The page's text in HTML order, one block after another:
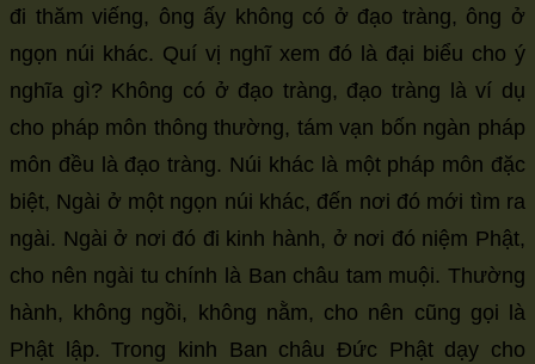
đi thăm viếng, ông ấy không có ở đạo tràng, ông ở
ngọn núi khác. Quí vị nghĩ xem đó là đại biểu cho ý
nghĩa gì? Không có ở đạo tràng, đạo tràng là ví dụ
cho pháp môn thông thường, tám vạn bốn ngàn pháp
môn đều là đạo tràng. Núi khác là một pháp môn đặc
biệt, Ngài ở một ngọn núi khác, đến nơi đó mới tìm ra
ngài. Ngài ở nơi đó đi kinh hành, ở nơi đó niệm Phật,
cho nên ngài tu chính là Ban châu tam muội. Thường
hành, không ngồi, không nằm, cho nên cũng gọi là
Phật lập. Trong kinh Ban châu Đức Phật dạy cho